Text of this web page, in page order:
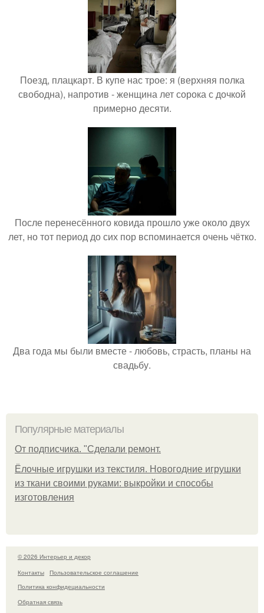
Поезд, плацкарт. В купе нас трое: я (верхняя полка
свободна), напротив - женщина лет сорока с дочкой
примерно десяти.
После перенесённого ковида прошло уже около двух
лет, но тот период до сих пор вспоминается очень чётко.
Два года мы были вместе - любовь, страсть, планы на
свадьбу.
Популярные материалы
От подписчика. "Сделали ремонт.
Ёлочные игрушки из текстиля. Новогодние игрушки
из ткани своими руками: выкройки и способы
изготовления
© 2026 Интерьер и декор
Контакты
Пользовательское соглашение
Политика конфидециальности
Обратная связь